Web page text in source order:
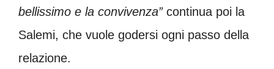
bellissimo e la convivenza”continua poi la
Salemi, che vuole godersi ogni passo della
relazione.